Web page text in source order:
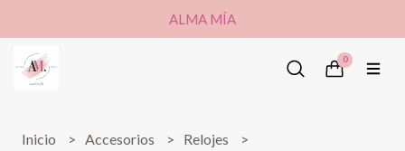
ALMA MÍA
0
Inicio Accesorios
Relojes